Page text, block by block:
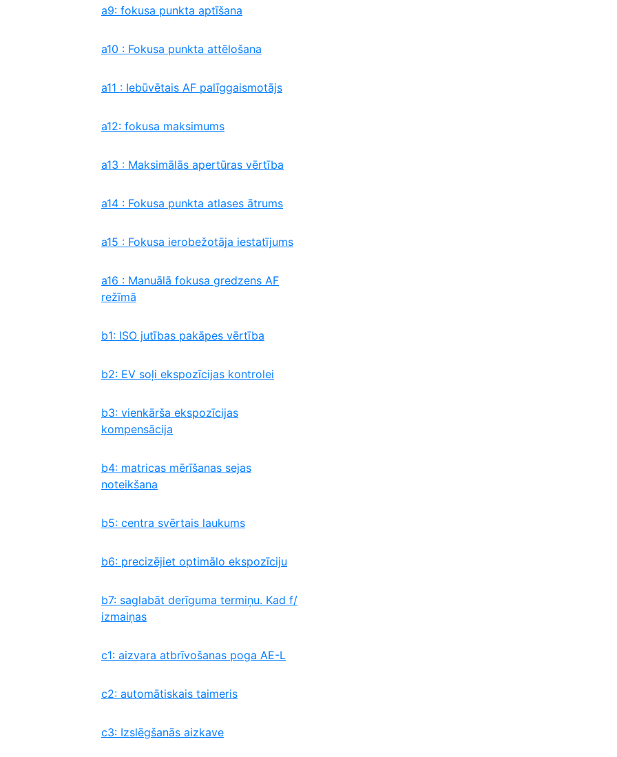
a9: fokusa punkta aptīšana
a10 : Fokusa punkta attēlošana
a11 : Iebūvētais AF palīggaismotājs
a12: fokusa maksimums
a13 : Maksimālās apertūras vērtība
a14 : Fokusa punkta atlases ātrums
a15 : Fokusa ierobežotāja iestatījums
a16 : Manuālā fokusa gredzens AF
režīmā
b1: ISO jutības pakāpes vērtība
b2: EV soļi ekspozīcijas kontrolei
b3: vienkārša ekspozīcijas
kompensācija
b4: matricas mērīšanas sejas
noteikšana
b5: centra svērtais laukums
b6: precizējiet optimālo ekspozīciju
b7: saglabāt derīguma termiņu. Kad f/
izmaiņas
c1: aizvara atbrīvošanas poga AE-L
c2: automātiskais taimeris
c3: Izslēgšanās aizkave